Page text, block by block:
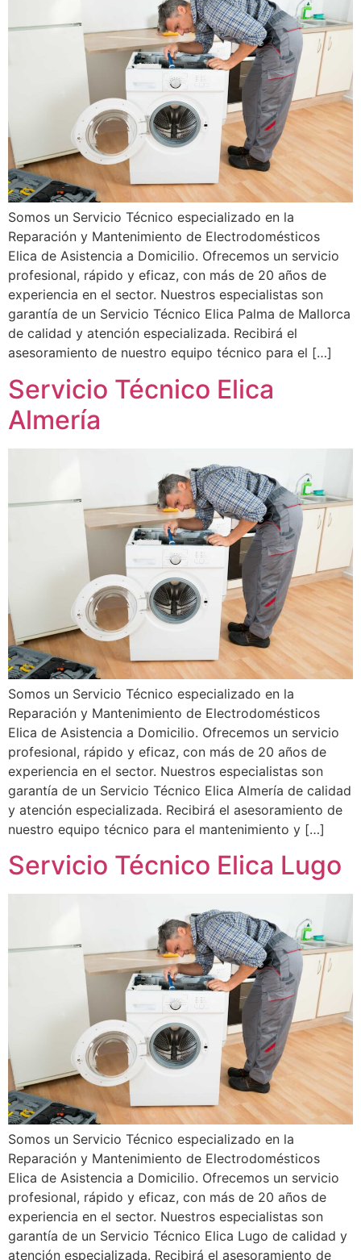
Somos un Servicio Técnico especializado en la
Reparación y Mantenimiento de Electrodomésticos
Elica de Asistencia a Domicilio. Ofrecemos un servicio
profesional, rápido y eficaz, con más de 20 años de
experiencia en el sector. Nuestros especialistas son
garantía de un Servicio Técnico Elica Palma de Mallorca
de calidad y atención especializada. Recibirá el
asesoramiento de nuestro equipo técnico para el […]
Servicio Técnico Elica
Almería
Somos un Servicio Técnico especializado en la
Reparación y Mantenimiento de Electrodomésticos
Elica de Asistencia a Domicilio. Ofrecemos un servicio
profesional, rápido y eficaz, con más de 20 años de
experiencia en el sector. Nuestros especialistas son
garantía de un Servicio Técnico Elica Almería de calidad
y atención especializada. Recibirá el asesoramiento de
nuestro equipo técnico para el mantenimiento y […]
Servicio Técnico Elica Lugo
Somos un Servicio Técnico especializado en la
Reparación y Mantenimiento de Electrodomésticos
Elica de Asistencia a Domicilio. Ofrecemos un servicio
profesional, rápido y eficaz, con más de 20 años de
experiencia en el sector. Nuestros especialistas son
garantía de un Servicio Técnico Elica Lugo de calidad y
atención especializada. Recibirá el asesoramiento de